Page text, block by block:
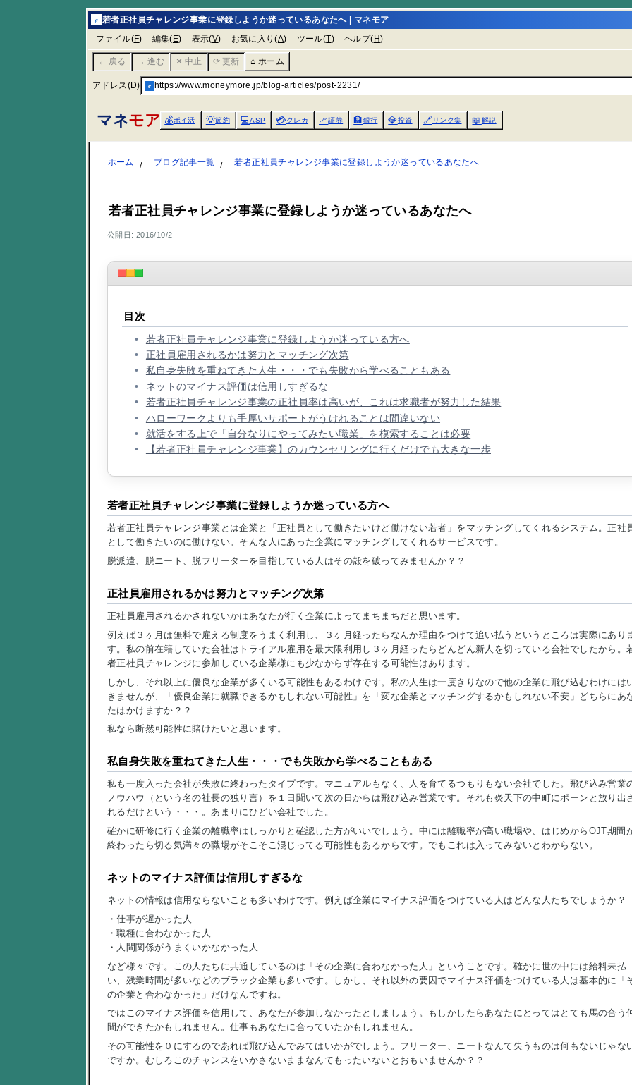
e 若者正社員チャレンジ事業に登録しようか迷っているあなたへ | マネモア
ファイル(F) 編集( E) 表示(V) お気に入り(A) ツール(T) ヘルプ( H)
← 戻る → 進む ✕ 中止 ⟳ 更新 ⌂ ホーム
アドレス(D) e https://www.moneymore.jp/blog-articles/post-2231/
マネモア 💰ポイ活 💡節約 💻ASP 💳クレカ 📈証券 🏦銀行 💎投資 🔗リンク集 📖解説
ホーム ブログ記事一覧 若者正社員チャレンジ事業に登録しようか迷っているあなたへ
若者正社員チャレンジ事業に登録しようか迷っているあなたへ
公開日: 2016/10/2
目次
若者正社員チャレンジ事業に登録しようか迷っている方へ
正社員雇用されるかは努力とマッチング次第
私自身失敗を重ねてきた人生・・・でも失敗から学べることもある
ネットのマイナス評価は信用しすぎるな
若者正社員チャレンジ事業の正社員率は高いが、これは求職者が努力した結果
ハローワークよりも手厚いサポートがうけれることは間違いない
就活をする上で「自分なりにやってみたい職業」を模索することは必要
【若者正社員チャレンジ事業】のカウンセリングに行くだけでも大きな一歩
若者正社員チャレンジ事業に登録しようか迷っている方へ
若者正社員チャレンジ事業とは企業と「正社員として働きたいけど働けない若者」をマッチングしてくれるシステム。正社
として働きたいのに働けない。そんな人にあった企業にマッチングしてくれるサービスです。
脱派遣、脱ニート、脱フリーターを目指している人はその殻を破ってみませんか？？
正社員雇用されるかは努力とマッチング次第
正社員雇用されるかされないかはあなたが行く企業によってまちまちだと思います。
例えば３ヶ月は無料で雇える制度をうまく利用し、３ヶ月経ったらなんか理由をつけて追い払うというところは実際にあり
す。私の前在籍していた会社はトライアル雇用を最大限利用し３ヶ月経ったらどんどん新人を切っている会社でしたから。
者正社員チャレンジに参加している企業様にも少なからず存在する可能性はあります。
しかし、それ以上に優良な企業が多くいる可能性もあるわけです。私の人生は一度きりなので他の企業に飛び込むわけには
きませんが、「優良企業に就職できるかもしれない可能性」を「変な企業とマッチングするかもしれない不安」どちらにあ
たはかけますか？？
私なら断然可能性に賭けたいと思います。
私自身失敗を重ねてきた人生・・・でも失敗から学べることもある
私も一度入った会社が失敗に終わったタイプです。マニュアルもなく、人を育てるつもりもない会社でした。飛び込み営業
ノウハウ（という名の社長の独り言）を１日聞いて次の日からは飛び込み営業です。それも炎天下の中町にポーンと放り出
れるだけという・・・。あまりにひどい会社でした。
確かに研修に行く企業の離職率はしっかりと確認した方がいいでしょう。中には離職率が高い職場や、はじめからOJT期間
終わったら切る気満々の職場がそこそこ混じってる可能性もあるからです。でもこれは入ってみないとわからない。
ネットのマイナス評価は信用しすぎるな
ネットの情報は信用ならないことも多いわけです。例えば企業にマイナス評価をつけている人はどんな人たちでしょうか？
・仕事が遅かった人
・職種に合わなかった人
・人間関係がうまくいかなかった人
など様々です。この人たちに共通しているのは「その企業に合わなかった人」ということです。確かに世の中には給料未払
い、残業時間が多いなどのブラック企業も多いです。しかし、それ以外の要因でマイナス評価をつけている人は基本的に「
の企業と合わなかった」だけなんですね。
ではこのマイナス評価を信用して、あなたが参加しなかったとしましょう。もしかしたらあなたにとってはとても馬の合う
間ができたかもしれません。仕事もあなたに合っていたかもしれません。
その可能性を０にするのであれば飛び込んでみてはいかがでしょう。フリーター、ニートなんて失うものは何もないじゃな
ですか。むしろこのチャンスをいかさないままなんてもったいないとおもいませんか？？